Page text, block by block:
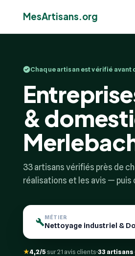
MesArtisans.org
Chaque artisan est vérifié avant
&
33 artisans vérifiés près de
réalisations et les avis —
MÉTIER
★4,2/5sur 21 avis clients 33 artisans